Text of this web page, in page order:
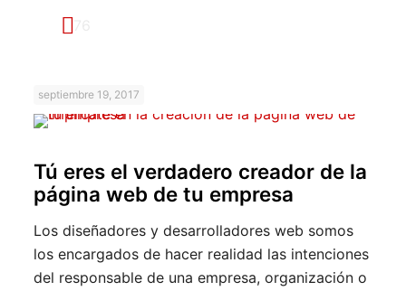
septiembre 19, 2017
Tú eres el verdadero creador de la
página web de tu empresa
Los diseñadores y desarrolladores web somos
los encargados de hacer realidad las intenciones
del responsable de una empresa, organización o